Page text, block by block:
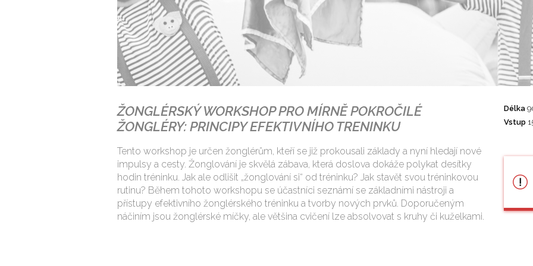
ŽONGLÉRSKÝ WORKSHOP PRO MÍRNĚ POKROČILÉ
ŽONGLÉRY: PRINCIPY EFEKTIVNÍHO TRENINKU
Tento workshop je určen žonglérům, kteří se již prokousali základy a nyní hledají nové
impulsy a cesty. Žonglování je skvělá zábava, která doslova dokáže polykat desítky
hodin tréninku. Jak ale odlišit „žonglování si“ od tréninku? Jak stavět svou tréninkovou
rutinu? Během tohoto workshopu se účastníci seznámí se základními nástroji a
přístupy efektivního žonglérského tréninku a tvorby nových prvků. Doporučeným
náčiním jsou žonglérské míčky, ale většina cvičení lze absolvovat s kruhy či kuželkami.
Délka
Vstup